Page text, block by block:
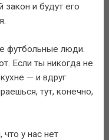
закон и будут его
футбольные люди.
Если ты никогда не
— и вдруг
тут, конечно,
у нас нет